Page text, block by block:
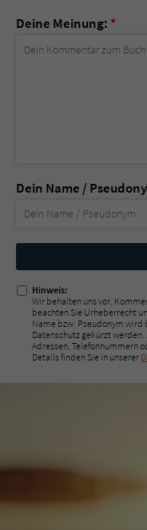
Deine Meinung: *
Dein Name /
Nicht
ausfüllen!
Hinweis:
Wir behalten uns vor,
beachten Sie Urheberrecht
Name bzw. Pseudonym wird
Datenschutz gekürzt
Adressen, Telefonnummern
Details finden Sie in unserer